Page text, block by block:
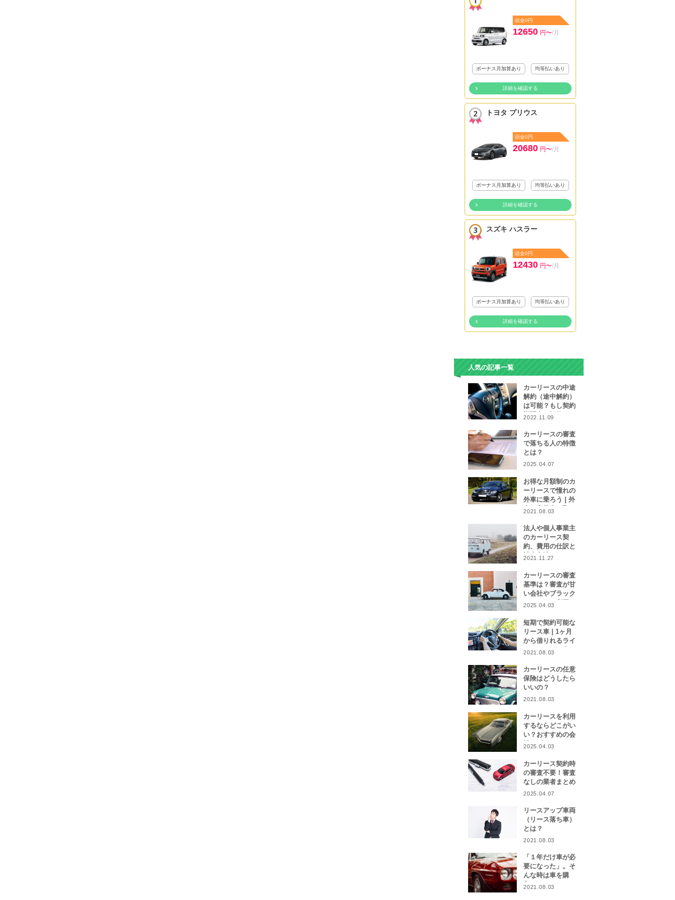
頭金0円
12650 円〜/月
ボーナス月加算あり 均等払いあり
詳細を確認する
トヨタ プリウス
頭金0円
20680 円〜/月
ボーナス月加算あり 均等払いあり
詳細を確認する
スズキ ハスラー
頭金0円
12430 円〜/月
ボーナス月加算あり 均等払いあり
詳細を確認する
人気の記事一覧
カーリースの中途
解約（途中解約）
は可能？もし契約
期間中に解約をし
なったら…
2022.11.09
カーリースの審査
で落ちる人の特徴
とは？
2025.04.07
お得な月額制のカ
ーリースで憧れの
外車に乗ろう | 外
車や高級車を取り
者をご紹介！
2021.08.03
法人や個人事業主
のカーリース契
約、費用の仕訳と
計上方法は？
2021.11.27
カーリースの審査
基準は？審査が甘
い会社やブラック
リストでも利用で
2025.04.03
短期で契約可能な
リース車 | 1ヶ月
から借りれるライ
フスタイルに合わ
集
2021.08.03
カーリースの任意
保険はどうしたら
いいの？
2021.08.03
カーリースを利用
するならどこがい
い？おすすめの会
社をピックアッ
2025.04.03
カーリース契約時
の審査不要！審査
なしの業者まとめ
2025.04.07
リースアップ車両
（リース落ち車）
とは？
2021.08.03
「１年だけ車が必
要になった」。そ
んな時は車を購
入？カーリース？
2021.08.03